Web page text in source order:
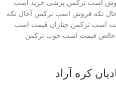
کره آراد